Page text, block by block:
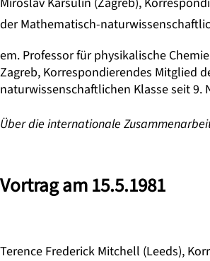
der Mathematisch-
em. Professor für physikalische
Zagreb, Korrespondierendes Mitglied
naturwissenschaftlichen Klasse seit 9.
Über die internationale
Vortrag am 15.5.1981
Terence Frederick Mitchell (Leeds),